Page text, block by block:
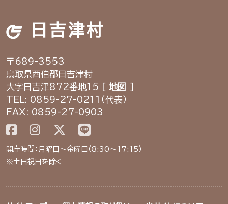
日吉津村
〒689-3553
鳥取県西伯郡日吉津村
大字日吉津872番地15 [ 地図
TEL: 0859-27-0211（代表）
FAX: 0859-27-0903
開庁時間：月曜日～金曜日（8:30～17:15）
※土日祝日を除く